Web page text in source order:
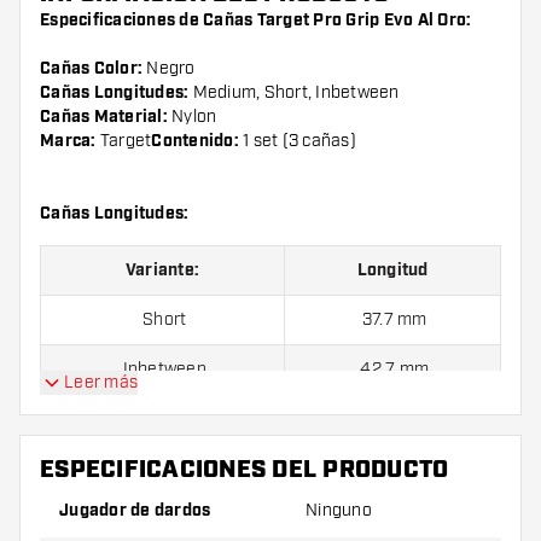
Especificaciones de Cañas Target Pro Grip Evo Al Oro:
Cañas Color: Negro
Cañas Longitudes: Medium, Short, Inbetween
Cañas Material: Nylon
Marca: TargetContenido: 1 set (3 cañas)
Cañas Longitudes:
Variante: Longitud
Short 37.7 mm
Inbetween 42.7 mm
Medium 47.7 mm
El producto se compone por 1 set de 3 cañas.
Leer más
ESPECIFICACIONES DEL PRODUCTO
Jugador de dardos Ninguno